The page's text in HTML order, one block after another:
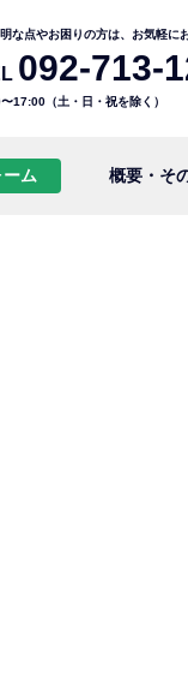
な点やお困りの方は、お気軽に
092-713-
17:00（土・日・祝を除く）
ム 概要・そ